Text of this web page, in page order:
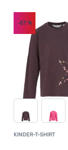
KINDER-T-SHIRT
-57%